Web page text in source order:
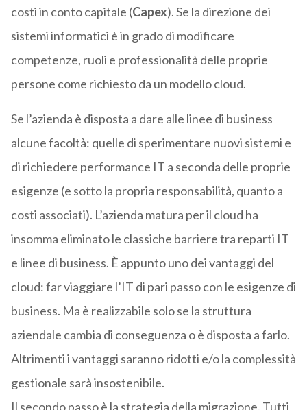
costi in conto capitale (Capex). Se la direzione dei
sistemi informatici è in grado di modificare
competenze, ruoli e professionalità delle proprie
persone come richiesto da un modello cloud.
Se l’azienda è disposta a dare alle linee di business
alcune facoltà: quelle di sperimentare nuovi sistemi e
di richiedere performance IT a seconda delle proprie
esigenze (e sotto la propria responsabilità, quanto a
costi associati). L’azienda matura per il cloud ha
insomma eliminato le classiche barriere tra reparti IT
e linee di business. È appunto uno dei vantaggi del
cloud: far viaggiare l’IT di pari passo con le esigenze di
business. Ma è realizzabile solo se la struttura
aziendale cambia di conseguenza o è disposta a farlo.
Altrimenti i vantaggi saranno ridotti e/o la complessità
gestionale sarà insostenibile.
Il secondo passo è la strategia della migrazione. Tutti